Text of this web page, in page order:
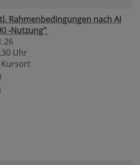
Rahmenbedingungen nach AI
-Nutzung"
Uhr